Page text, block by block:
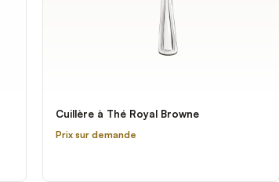
Cuillère à Thé Royal Browne
Prix sur demande